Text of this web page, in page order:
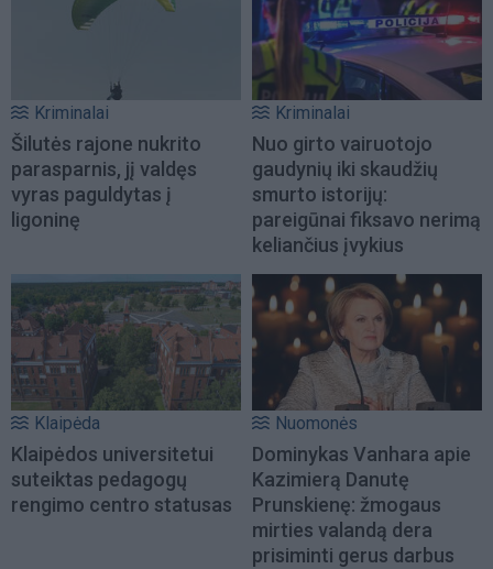
Kriminalai
Šilutės rajone nukrito
parasparnis, jį valdęs
vyras paguldytas į
ligoninę
Kriminalai
Nuo girto vairuotojo
gaudynių iki skaudžių
smurto istorijų:
pareigūnai fiksavo nerimą
keliančius įvykius
Klaipėda
Klaipėdos universitetui
suteiktas pedagogų
rengimo centro statusas
Nuomonės
Dominykas Vanhara apie
Kazimierą Danutę
Prunskienę: žmogaus
mirties valandą dera
prisiminti gerus darbus